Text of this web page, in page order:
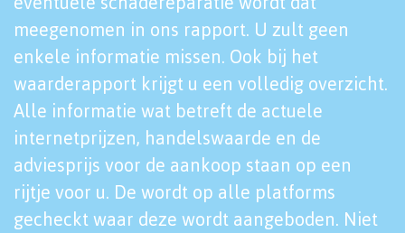
meegenomen in ons rapport. U zult geen
enkele informatie missen. Ook bij het
waarderapport krijgt u een volledig overzicht.
Alle informatie wat betreft de actuele
internetprijzen, handelswaarde en de
adviesprijs voor de aankoop staan op een
rijtje voor u. De wordt op alle platforms
gecheckt waar deze wordt aangeboden. Niet